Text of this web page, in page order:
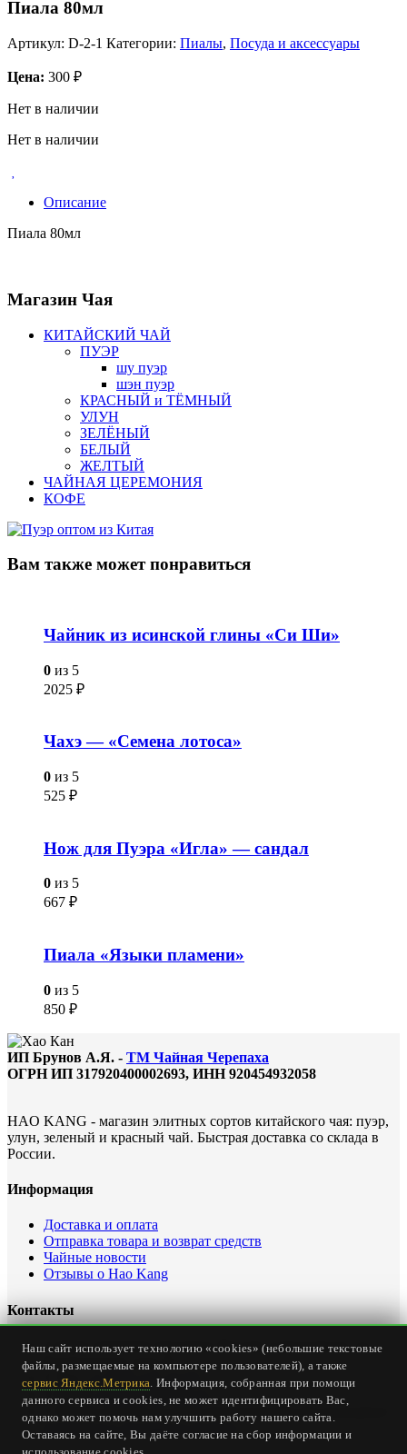
Пиала 80мл
Артикул: D-2-1 Категории: Пиалы, Посуда и аксессуары
Цена: 300 ₽
Нет в наличии
Нет в наличии
Описание
Пиала 80мл
Магазин Чая
КИТАЙСКИЙ ЧАЙ
ПУЭР
шу пуэр
шэн пуэр
КРАСНЫЙ и ТЁМНЫЙ
УЛУН
ЗЕЛЁНЫЙ
БЕЛЫЙ
ЖЕЛТЫЙ
ЧАЙНАЯ ЦЕРЕМОНИЯ
КОФЕ
Вам также может понравиться
Чайник из исинской глины «Си Ши»
0 из 5
2025 ₽
Чахэ — «Семена лотоса»
0 из 5
525 ₽
Нож для Пуэра «Игла» — сандал
0 из 5
667 ₽
Пиала «Языки пламени»
0 из 5
850 ₽
ИП Брунов А.Я. - ТМ Чайная Черепаха
ОГРН ИП 317920400002693, ИНН 920454932058
HAO KANG - магазин элитных сортов китайского чая: пуэр,
улун, зеленый и красный чай. Быстрая доставка со склада в
России.
Информация
Доставка и оплата
Отправка товара и возврат средств
Чайные новости
Отзывы о Hao Kang
Контакты
Офис интернет магазина: Россия, Севастополь, ул.
Карантинная, дом 23
Тел.+7 (978) 147-24-00
Email:office@haokang.ru
Приём заказов на сайте круглосуточно без выходных
страница о доставке и оплате
Наш сайт использует технологию «cookies» (небольшие текстовые
файлы, размещаемые на компьютере пользователей), а также
сервис Яндекс.Метрика. Информация, собранная при помощи
данного сервиса и cookies, не может идентифицировать Вас,
однако может помочь нам улучшить работу нашего сайта.
Оставаясь на сайте, Вы даёте согласие на сбор информации и